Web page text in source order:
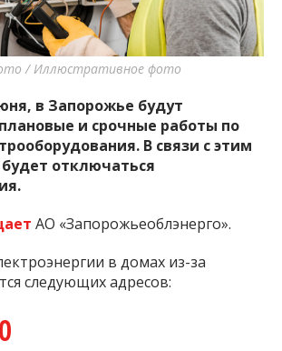
/ Иллюстративное фото
в Запорожье будут
и срочные работы по
В связи с этим
отключаться
АО «Запорожьеоблэнерго».
в домах из-за
следующих адресов: